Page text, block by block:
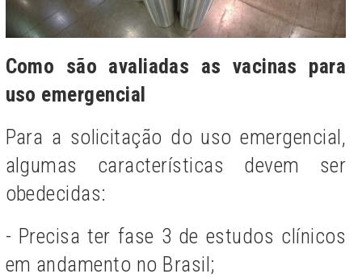
Como são avaliadas as vacinas para
uso emergencial
Para a solicitação do uso emergencial,
algumas características devem ser
obedecidas:
- Precisa ter fase 3 de estudos clínicos
em andamento no Brasil;